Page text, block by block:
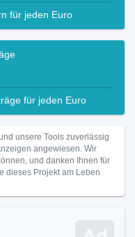
für jeden Euro
für jeden Euro
unsere Tools zuverlässig
angewiesen. Wir
und danken Ihnen für
dieses Projekt am Leben